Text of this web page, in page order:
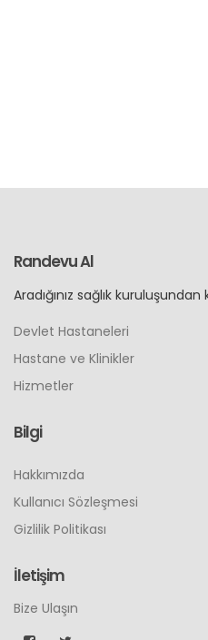
Randevu Al
Aradığınız sağlık
Devlet Hastaneleri
Hastane ve Klinikler
Hizmetler
Bilgi
Hakkımızda
Kullanıcı Sözleşmesi
Gizlilik Politikası
İletişim
Bize Ulaşın